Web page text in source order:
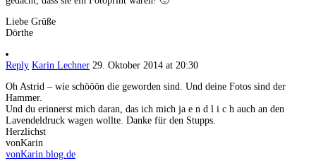
Liebe Grüße
Dörthe
Reply Karin Lechner 29. Oktober 2014 at 20:30
Oh Astrid – wie schööön die geworden sind. Und deine Fotos sind der
Hammer.
Und du erinnerst mich daran, das ich mich ja e n d l i c h auch an den
Lavendeldruck wagen wollte. Danke für den Stupps.
Herzlichst
vonKarin
vonKarin.blog.de